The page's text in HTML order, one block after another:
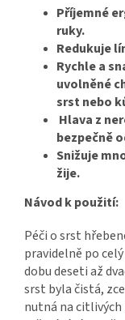
Příjemné
ruky.
Redukuje
Rychle a
uvolněné
srst nebo
Hlava z
bezpečně
Snižuje
žije.
Návod k použití:
Péči o srst
pravidelně po
dobu deseti až
srst byla čistá,
nutná na